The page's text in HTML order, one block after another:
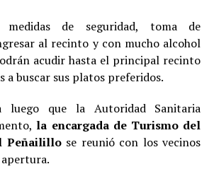
de seguridad, toma de
al recinto y con mucho alcohol
acudir hasta el principal recinto
a buscar sus platos preferidos.
luego que la Autoridad Sanitaria
la encargada de Turismo del
Peñailillose reunió con los vecinos